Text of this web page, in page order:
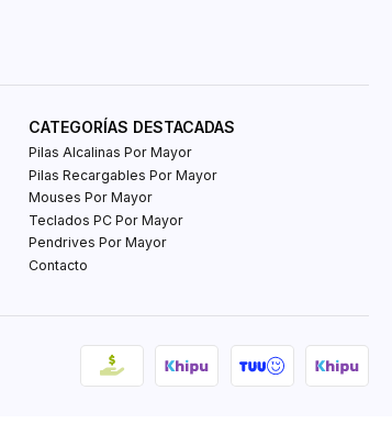
CATEGORÍAS DESTACADAS
Pilas Alcalinas Por Mayor
Pilas Recargables Por Mayor
Mouses Por Mayor
Teclados PC Por Mayor
Pendrives Por Mayor
Contacto